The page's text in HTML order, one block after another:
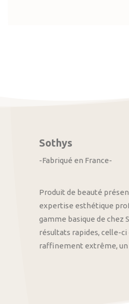
Sothys
-Fabriqué en France-
Produit de beauté
expertise esthétique
gamme basique de chez
résultats rapides, celle-ci
raffinement extrême, un